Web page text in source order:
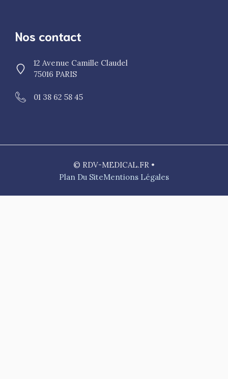
Nos contact
12 Avenue Camille Claudel
75016 PARIS
01 38 62 58 45
© RDV-MEDICAL.FR •
Plan Du SiteMentions Légales